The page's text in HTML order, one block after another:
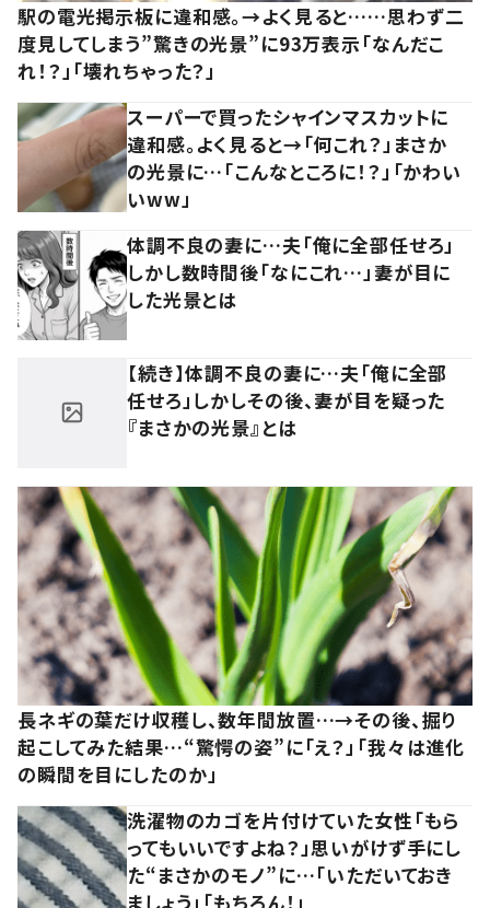
駅の電光掲示板に違和感。→よく見ると……思わず二
度見してしまう”驚きの光景”に93万表示「なんだこ
れ！？」「壊れちゃった？」
スーパーで買ったシャインマスカットに
違和感。よく見ると→「何これ？」まさか
の光景に…「こんなところに！？」「かわい
いww」
体調不良の妻に…夫「俺に全部任せろ」
しかし数時間後「なにこれ…」妻が目に
した光景とは
【続き】体調不良の妻に…夫「俺に全部
任せろ」しかしその後、妻が目を疑った
『まさかの光景』とは
長ネギの葉だけ収穫し、数年間放置…→その後、掘り
起こしてみた結果…“驚愕の姿”に「え？」「我々は進化
の瞬間を目にしたのか」
洗濯物のカゴを片付けていた女性「もら
ってもいいですよね？」思いがけず手にし
た“まさかのモノ”に…「いただいておき
ましょう」「もちろん！」